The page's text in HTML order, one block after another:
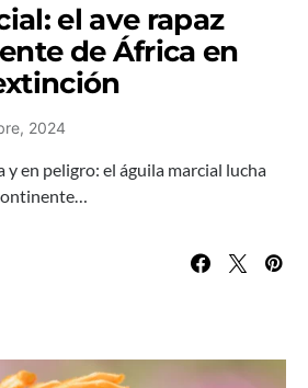
el ave rapaz
de África en
2024
y en peligro: el águila marcial lucha